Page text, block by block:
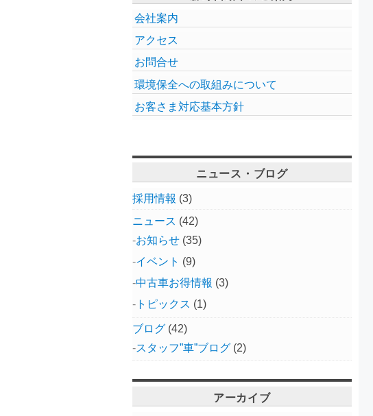
会社案内
アクセス
お問合せ
環境保全への取組みについて
お客さま対応基本方針
ニュース・ブログ
採用情報 (3)
ニュース (42)
お知らせ(35)
イベント (9)
中古車お得情報 (3)
トピックス (1)
ブログ(42)
スタッフ”車”ブログ(2)
アーカイブ